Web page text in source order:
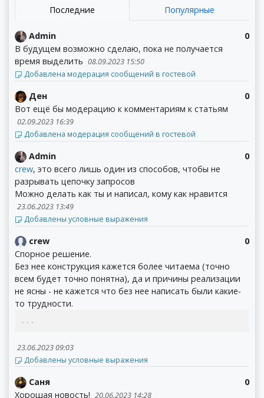
Последние Популярные
0
Admin
В будущем возможно сделаю, пока не получается
время выделить 08.09.2023 15:50
Добавлена модерация сообщений в гостевой
0
Ден
Вот ещё бы модерацию к комментариям к статьям
02.09.2023 16:39
Добавлена модерация сообщений в гостевой
0
Admin
crew, это всего лишь один из способов, чтобы не
разрывать цепочку запросов
Можно делать как ты и написал, кому как нравится
23.06.2023 13:49
Добавлены условные выражения
0
crew
Спорное решение.
Без нее конструкция кажется более читаема (точно
всем будет точно понятна), да и причины реализации
не ясны - не кажется что без нее написать были какие-
то трудности.
...
23.06.2023 09:03
Добавлены условные выражения
0
Саня
Хорошая новость! 20.06.2023 14:28